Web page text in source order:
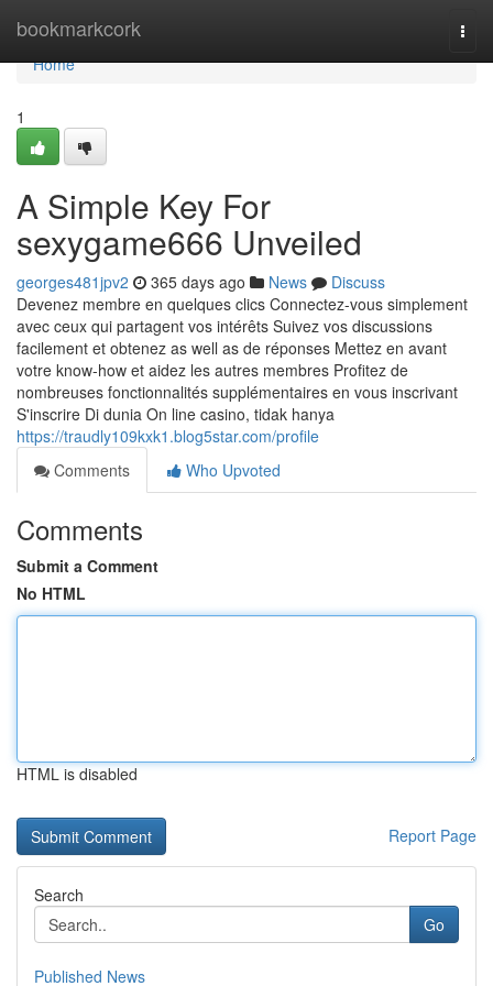
bookmarkcork
Home
Home
1
A Simple Key For
sexygame666 Unveiled
georges481jpv2 365 days ago News
Discuss
Devenez membre en quelques clics Connectez-vous simplement
avec ceux qui partagent vos intérêts Suivez vos discussions
facilement et obtenez as well as de réponses Mettez en avant
votre know-how et aidez les autres membres Profitez de
nombreuses fonctionnalités supplémentaires en vous inscrivant
S'inscrire Di dunia On line casino, tidak hanya
https://traudly109kxk1.blog5star.com/profile
Comments
Who Upvoted
Comments
Submit a Comment
No HTML
HTML is disabled
Report Page
Search
Go
Published News